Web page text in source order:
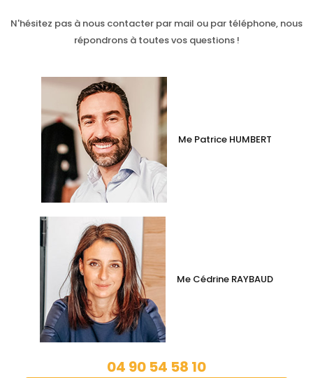
N'hésitez pas à nous contacter par mail ou par téléphone, nous
répondrons à toutes vos questions !
Me Patrice HUMBERT
Me Cédrine RAYBAUD
04 90 54 58 10